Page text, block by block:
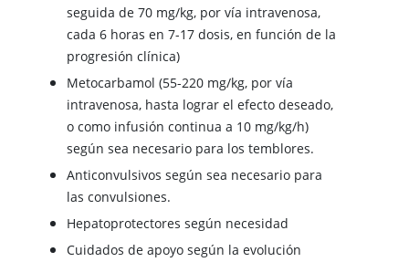
seguida de 70 mg/kg, por vía intravenosa,
cada 6 horas en 7-17 dosis, en función de la
progresión clínica)
Metocarbamol (55-220 mg/kg, por vía
intravenosa, hasta lograr el efecto deseado,
o como infusión continua a 10 mg/kg/h)
según sea necesario para los temblores.
Anticonvulsivos según sea necesario para
las convulsiones.
Hepatoprotectores según necesidad
Cuidados de apoyo según la evolución